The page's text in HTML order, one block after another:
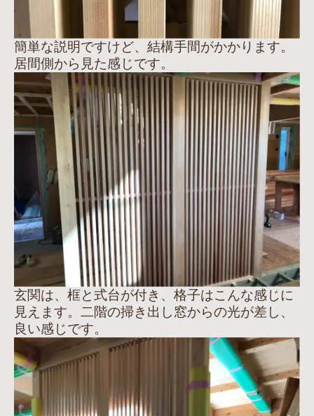
簡単な説明ですけど、結構手間がかかります。
居間側から見た感じです。
玄関は、框と式台が付き、格子はこんな感じに
見えます。二階の掃き出し窓からの光が差し、
良い感じです。